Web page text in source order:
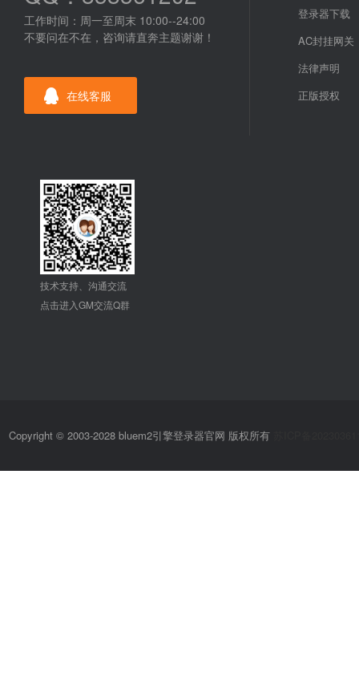
工作时间：周一至周末 10:00--24:00
不要问在不在，咨询请直奔主题谢谢！
在线客服
登录器下载
AC封挂网关
法律声明
正版授权
技术支持、沟通交流
点击进入GM交流Q群
Copyright © 2003-2028 bluem2引擎登录器官网 版权所有